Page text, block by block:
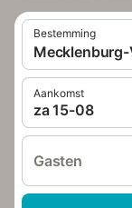
Bestemming
Aankomst
za 15-08
Gasten